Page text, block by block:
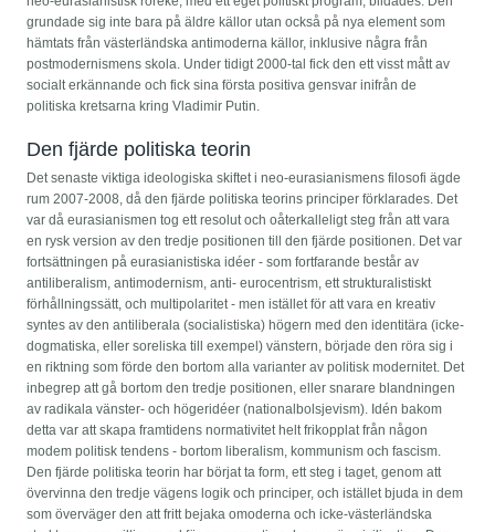
grundade sig inte bara på äldre källor utan också på nya element som
hämtats från västerländska antimoderna källor, inklusive några från
postmodernismens skola. Under tidigt 2000-tal fick den ett visst mått av
socialt erkännande och fick sina första positiva gensvar inifrån de
politiska kretsarna kring Vladimir Putin.
Den fjärde politiska teorin
Det senaste viktiga ideologiska skiftet i neo-eurasianismens filosofi ägde
rum 2007-2008, då den fjärde politiska teorins principer förklarades. Det
var då eurasianismen tog ett resolut och oåterkalleligt steg från att vara
en rysk version av den tredje positionen till den fjärde positionen. Det var
fortsättningen på eurasianistiska idéer - som fortfarande består av
antiliberalism, antimodernism, anti- eurocentrism, ett strukturalistiskt
förhållningssätt, och multipolaritet - men istället för att vara en kreativ
syntes av den antiliberala (socialistiska) högern med den identitära (icke-
dogmatiska, eller soreliska till exempel) vänstern, började den röra sig i
en riktning som förde den bortom alla varianter av politisk modernitet. Det
inbegrep att gå bortom den tredje positionen, eller snarare blandningen
av radikala vänster- och högeridéer (nationalbolsjevism). Idén bakom
detta var att skapa framtidens normativitet helt frikopplat från någon
modem politisk tendens - bortom liberalism, kommunism och fascism.
Den fjärde politiska teorin har börjat ta form, ett steg i taget, genom att
övervinna den tredje vägens logik och principer, och istället bjuda in dem
som överväger den att fritt bejaka omoderna och icke-västerländska